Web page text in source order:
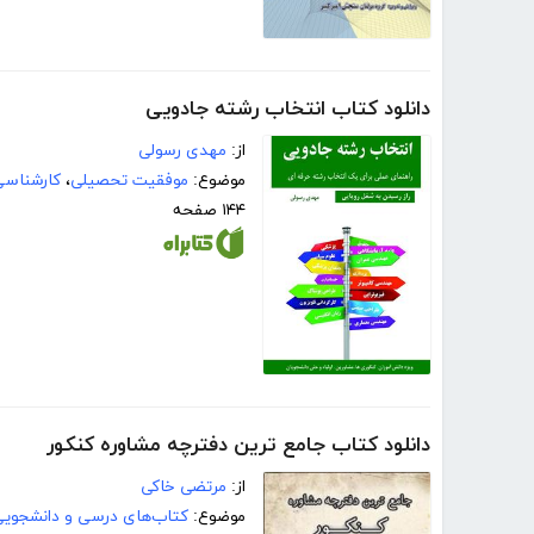
دانلود کتاب انتخاب رشته جادویی
از: مهدی رسولی
موضوع: موفقیت تحصیلی،
۱۴۴ صفحه
دانلود کتاب جامع ترین دفترچه مشاوره کنکور
از: مرتضی خاکی
موضوع: کتاب‌های درسی و